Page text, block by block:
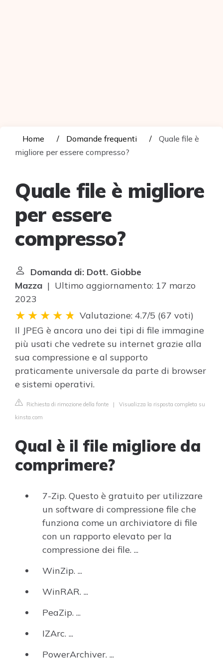
Home Domande frequenti
Quale file è
migliore per essere compresso?
Quale file è migliore
per essere
compresso?
Domanda di: Dott. Giobbe
Mazza | Ultimo aggiornamento: 17 marzo
2023
Valutazione: 4.7/5 (67 voti)
Il JPEG è ancora uno dei tipi di file immagine
più usati che vedrete su internet grazie alla
sua compressione e al supporto
praticamente universale da parte di browser
e sistemi operativi.
Richiesta di rimozione della fonte | Visualizza la risposta completa su
kinsta.com
Qual è il file migliore da
comprimere?
7-Zip. Questo è gratuito per utilizzare
un software di compressione file che
funziona come un archiviatore di file
con un rapporto elevato per la
compressione dei file. ...
WinZip. ...
WinRAR. ...
PeaZip. ...
IZArc. ...
PowerArchiver. ...